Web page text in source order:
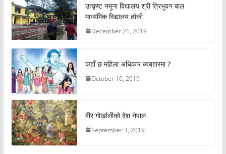
उत्कृष्ट नमूना विद्यालय श्री त्रिभुवन बाल
माध्यमिक विद्यालय ढोकी
December 21, 2019
कहाँ छ महिला अधिकार ब्यबहारमा ?
October 10, 2019
बीर गोर्खालीको देश नेपाल
September 3, 2019